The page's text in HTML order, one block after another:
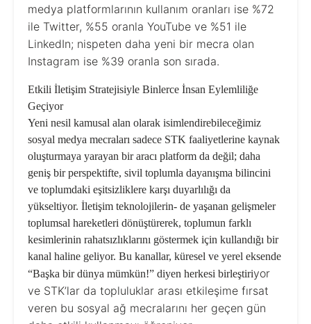
medya platformlarının kullanım oranları ise %72
ile Twitter, %55 oranla YouTube ve %51 ile
LinkedIn; nispeten daha yeni bir mecra olan
Instagram ise %39 oranla son sırada.
Etkili İletişim Stratejisiyle Binlerce İnsan Eylemliliğe
Geçiyor
Yeni nesil kamusal alan olarak isimlendirebileceğimiz
sosyal medya mecraları sadece STK faaliyetlerine kaynak
oluşturmaya yarayan bir aracı platform da değil; daha
geniş bir perspektifte, sivil toplumla dayanışma bilincini
ve toplumdaki eşitsizliklere karşı duyarlılığı da
yükseltiyor. İletişim teknolojilerin- de yaşanan gelişmeler
toplumsal hareketleri dönüştürerek, toplumun farklı
kesimlerinin rahatsızlıklarını göstermek için kullandığı bir
kanal haline geliyor. Bu kanallar, küresel ve yerel eksende
“Başka bir dünya mümkün!” diyen herkesi birleştiriyor
ve STK’lar da topluluklar arası etkileşime fırsat
veren bu sosyal ağ mecralarını her geçen gün